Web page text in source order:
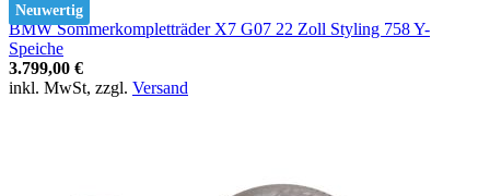
Neuwertig
BMW Sommerkompletträder X7 G07 22 Zoll Styling 758 Y-
Speiche
3.799,00 €
inkl. MwSt, zzgl. Versand